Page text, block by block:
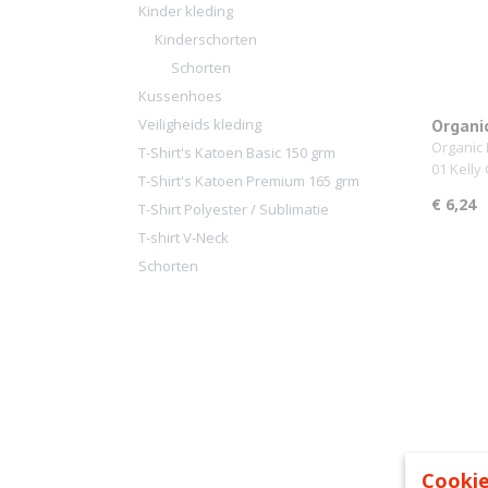
Kinder kleding
Kinderschorten
Schorten
Kussenhoes
Veiligheids kleding
T-Shirt's Katoen Basic 150 grm
T-Shirt's Katoen Premium 165 grm
T-Shirt Polyester / Sublimatie
T-shirt V-Neck
Schorten
Bailey
Organic
01
€ 6,24